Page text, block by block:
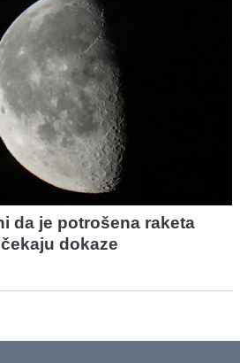
da je potrošena raketa
dokaze